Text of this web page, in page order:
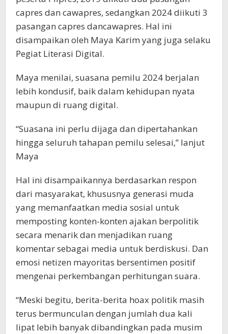
capres dan cawapres, sedangkan 2024 diikuti 3
pasangan capres dancawapres. Hal ini
disampaikan oleh Maya Karim yang juga selaku
Pegiat Literasi Digital.
Maya menilai, suasana pemilu 2024 berjalan
lebih kondusif, baik dalam kehidupan nyata
maupun di ruang digital.
“Suasana ini perlu dijaga dan dipertahankan
hingga seluruh tahapan pemilu selesai,” lanjut
Maya
Hal ini disampaikannya berdasarkan respon
dari masyarakat, khususnya generasi muda
yang memanfaatkan media sosial untuk
memposting konten-konten ajakan berpolitik
secara menarik dan menjadikan ruang
komentar sebagai media untuk berdiskusi. Dan
emosi netizen mayoritas bersentimen positif
mengenai perkembangan perhitungan suara.
“Meski begitu, berita-berita hoax politik masih
terus bermunculan dengan jumlah dua kali
lipat lebih banyak dibandingkan pada musim